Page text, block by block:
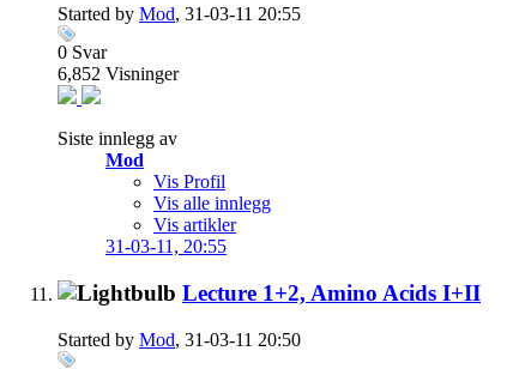
Started by Mod, 31-03-11 20:55
0 Svar
6,852 Visninger
Siste innlegg av
Mod
Vis Profil
Vis alle innlegg
Vis artikler
31-03-11, 20:55
Lecture 1+2, Amino Acids I+II
Started by Mod, 31-03-11 20:50